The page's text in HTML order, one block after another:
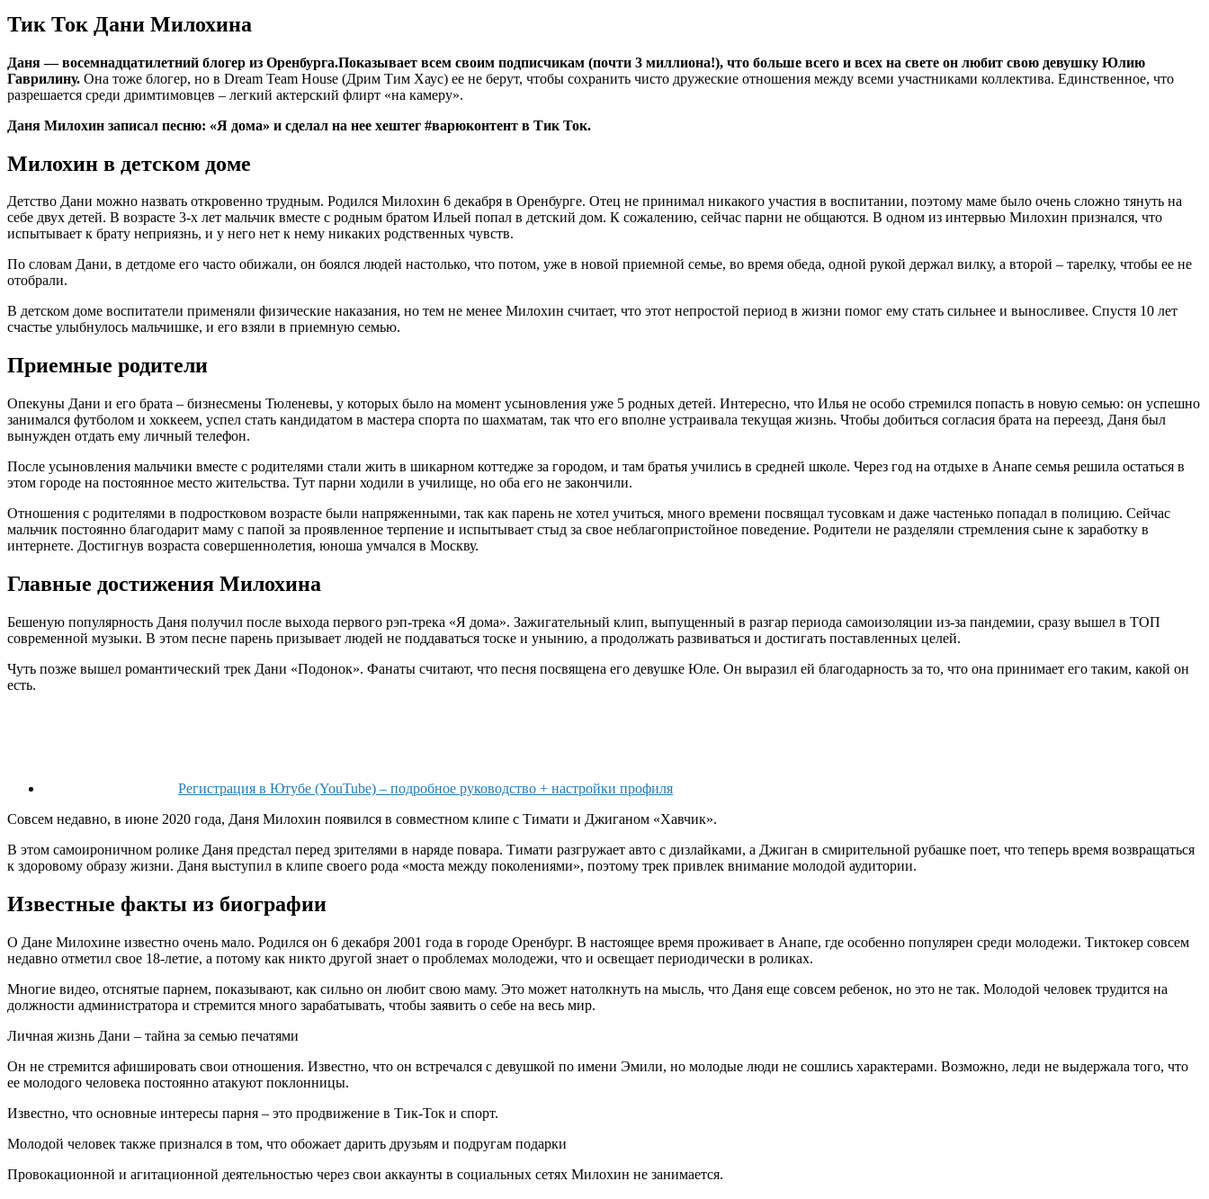
Тик Ток Дани Милохина
Даня — восемнадцатилетний блогер из Оренбурга.Показывает всем своим подписчикам (почти 3 миллиона!), что больше всего и всех на свете он любит свою девушку Юлию
Гаврилину. Она тоже блогер, но в Dream Team House (Дрим Тим Хаус) ее не берут, чтобы сохранить чисто дружеские отношения между всеми участниками коллектива. Единственное, что
разрешается среди дримтимовцев – легкий актерский флирт «на камеру».
Даня Милохин записал песню: «Я дома» и сделал на нее хештег #варюконтент в Тик Ток.
Милохин в детском доме
Детство Дани можно назвать откровенно трудным. Родился Милохин 6 декабря в Оренбурге. Отец не принимал никакого участия в воспитании, поэтому маме было очень сложно тянуть на
себе двух детей. В возрасте 3-х лет мальчик вместе с родным братом Ильей попал в детский дом. К сожалению, сейчас парни не общаются. В одном из интервью Милохин признался, что
испытывает к брату неприязнь, и у него нет к нему никаких родственных чувств.
По словам Дани, в детдоме его часто обижали, он боялся людей настолько, что потом, уже в новой приемной семье, во время обеда, одной рукой держал вилку, а второй – тарелку, чтобы ее не
отобрали.
В детском доме воспитатели применяли физические наказания, но тем не менее Милохин считает, что этот непростой период в жизни помог ему стать сильнее и выносливее. Спустя 10 лет
счастье улыбнулось мальчишке, и его взяли в приемную семью.
Приемные родители
Опекуны Дани и его брата – бизнесмены Тюленевы, у которых было на момент усыновления уже 5 родных детей. Интересно, что Илья не особо стремился попасть в новую семью: он успешно
занимался футболом и хоккеем, успел стать кандидатом в мастера спорта по шахматам, так что его вполне устраивала текущая жизнь. Чтобы добиться согласия брата на переезд, Даня был
вынужден отдать ему личный телефон.
После усыновления мальчики вместе с родителями стали жить в шикарном коттедже за городом, и там братья учились в средней школе. Через год на отдыхе в Анапе семья решила остаться в
этом городе на постоянное место жительства. Тут парни ходили в училище, но оба его не закончили.
Отношения с родителями в подростковом возрасте были напряженными, так как парень не хотел учиться, много времени посвящал тусовкам и даже частенько попадал в полицию. Сейчас
мальчик постоянно благодарит маму с папой за проявленное терпение и испытывает стыд за свое неблагопристойное поведение. Родители не разделяли стремления сыне к заработку в
интернете. Достигнув возраста совершеннолетия, юноша умчался в Москву.
Главные достижения Милохина
Бешеную популярность Даня получил после выхода первого рэп-трека «Я дома». Зажигательный клип, выпущенный в разгар периода самоизоляции из-за пандемии, сразу вышел в ТОП
современной музыки. В этом песне парень призывает людей не поддаваться тоске и унынию, а продолжать развиваться и достигать поставленных целей.
Чуть позже вышел романтический трек Дани «Подонок». Фанаты считают, что песня посвящена его девушке Юле. Он выразил ей благодарность за то, что она принимает его таким, какой он
есть.
Регистрация в Ютубе (YouTube) – подробное руководство + настройки профиля
Совсем недавно, в июне 2020 года, Даня Милохин появился в совместном клипе с Тимати и Джиганом «Хавчик».
В этом самоироничном ролике Даня предстал перед зрителями в наряде повара. Тимати разгружает авто с дизлайками, а Джиган в смирительной рубашке поет, что теперь время возвращаться
к здоровому образу жизни. Даня выступил в клипе своего рода «моста между поколениями», поэтому трек привлек внимание молодой аудитории.
Известные факты из биографии
О Дане Милохине известно очень мало. Родился он 6 декабря 2001 года в городе Оренбург. В настоящее время проживает в Анапе, где особенно популярен среди молодежи. Тиктокер совсем
недавно отметил свое 18-летие, а потому как никто другой знает о проблемах молодежи, что и освещает периодически в роликах.
Многие видео, отснятые парнем, показывают, как сильно он любит свою маму. Это может натолкнуть на мысль, что Даня еще совсем ребенок, но это не так. Молодой человек трудится на
должности администратора и стремится много зарабатывать, чтобы заявить о себе на весь мир.
Личная жизнь Дани – тайна за семью печатями
Он не стремится афишировать свои отношения. Известно, что он встречался с девушкой по имени Эмили, но молодые люди не сошлись характерами. Возможно, леди не выдержала того, что
ее молодого человека постоянно атакуют поклонницы.
Известно, что основные интересы парня – это продвижение в Тик-Ток и спорт.
Молодой человек также признался в том, что обожает дарить друзьям и подругам подарки
Провокационной и агитационной деятельностью через свои аккаунты в социальных сетях Милохин не занимается.